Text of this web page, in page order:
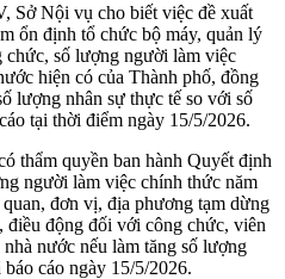
Sở Nội vụ cho biết việc đề xuất
ổn định tổ chức bộ máy, quản lý
chức, số lượng người làm việc
hiện có của Thành phố, đồng
lượng nhân sự thực tế so với số
tại thời điểm ngày 15/5/2026.
thẩm quyền ban hành Quyết định
người làm việc chính thức năm
đơn vị, địa phương tạm dừng
điều động đối với công chức, viên
nước nếu làm tăng số lượng
cáo ngày 15/5/2026.